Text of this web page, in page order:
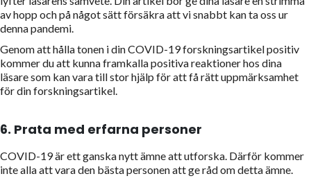
av hopp och på något sätt försäkra att vi snabbt kan ta oss ur
denna pandemi.
Genom att hålla tonen i din COVID-19 forskningsartikel positiv
kommer du att kunna framkalla positiva reaktioner hos dina
läsare som kan vara till stor hjälp för att få rätt uppmärksamhet
för din forskningsartikel.
6. Prata med erfarna personer
COVID-19 är ett ganska nytt ämne att utforska. Därför kommer
inte alla att vara den bästa personen att ge råd om detta ämne.